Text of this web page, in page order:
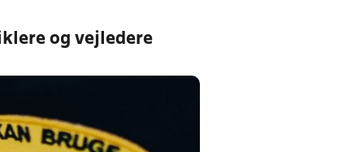
og vejledere